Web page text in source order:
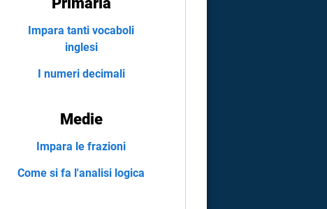
Impara tanti vocaboli
inglesi
I numeri decimali
Medie
Impara le frazioni
Come si fa l'analisi logica